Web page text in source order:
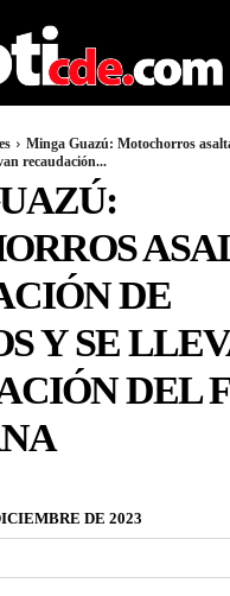
Minga Guazú: Motochorros
recaudación...
DE
Y SE
DEL
DE 2023